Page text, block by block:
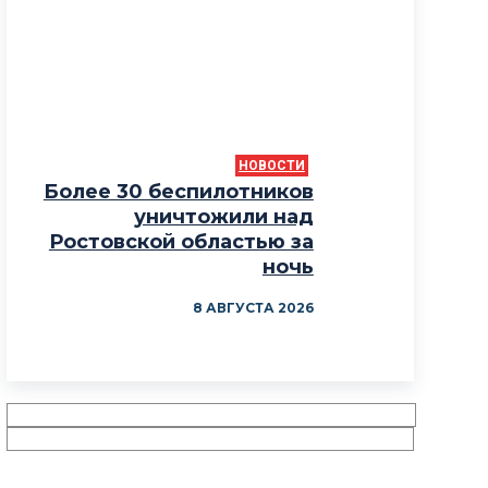
НОВОСТИ
Более 30 беспилотников
уничтожили над
Ростовской областью за
ночь
8 АВГУСТА 2026